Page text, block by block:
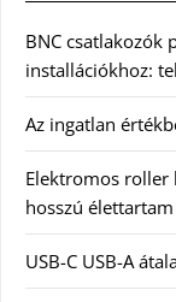
BNC csatlakozók
installációkhoz:
Az ingatlan
Elektromos roller
hosszú
USB-C USB-A